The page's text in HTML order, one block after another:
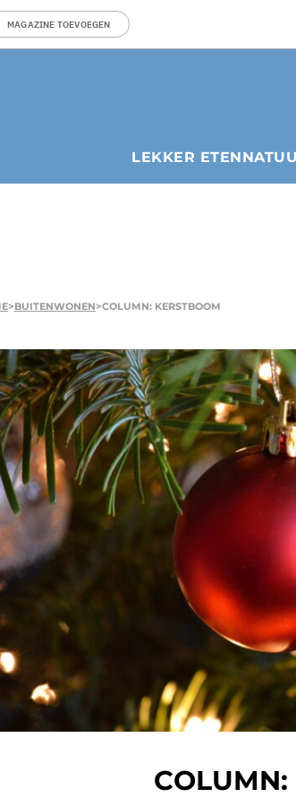
MAGAZINE TOEVOEGEN
LEKKER ETEN
>BUITENWONEN>COLUMN: KERSTBOOM
COLUMN: